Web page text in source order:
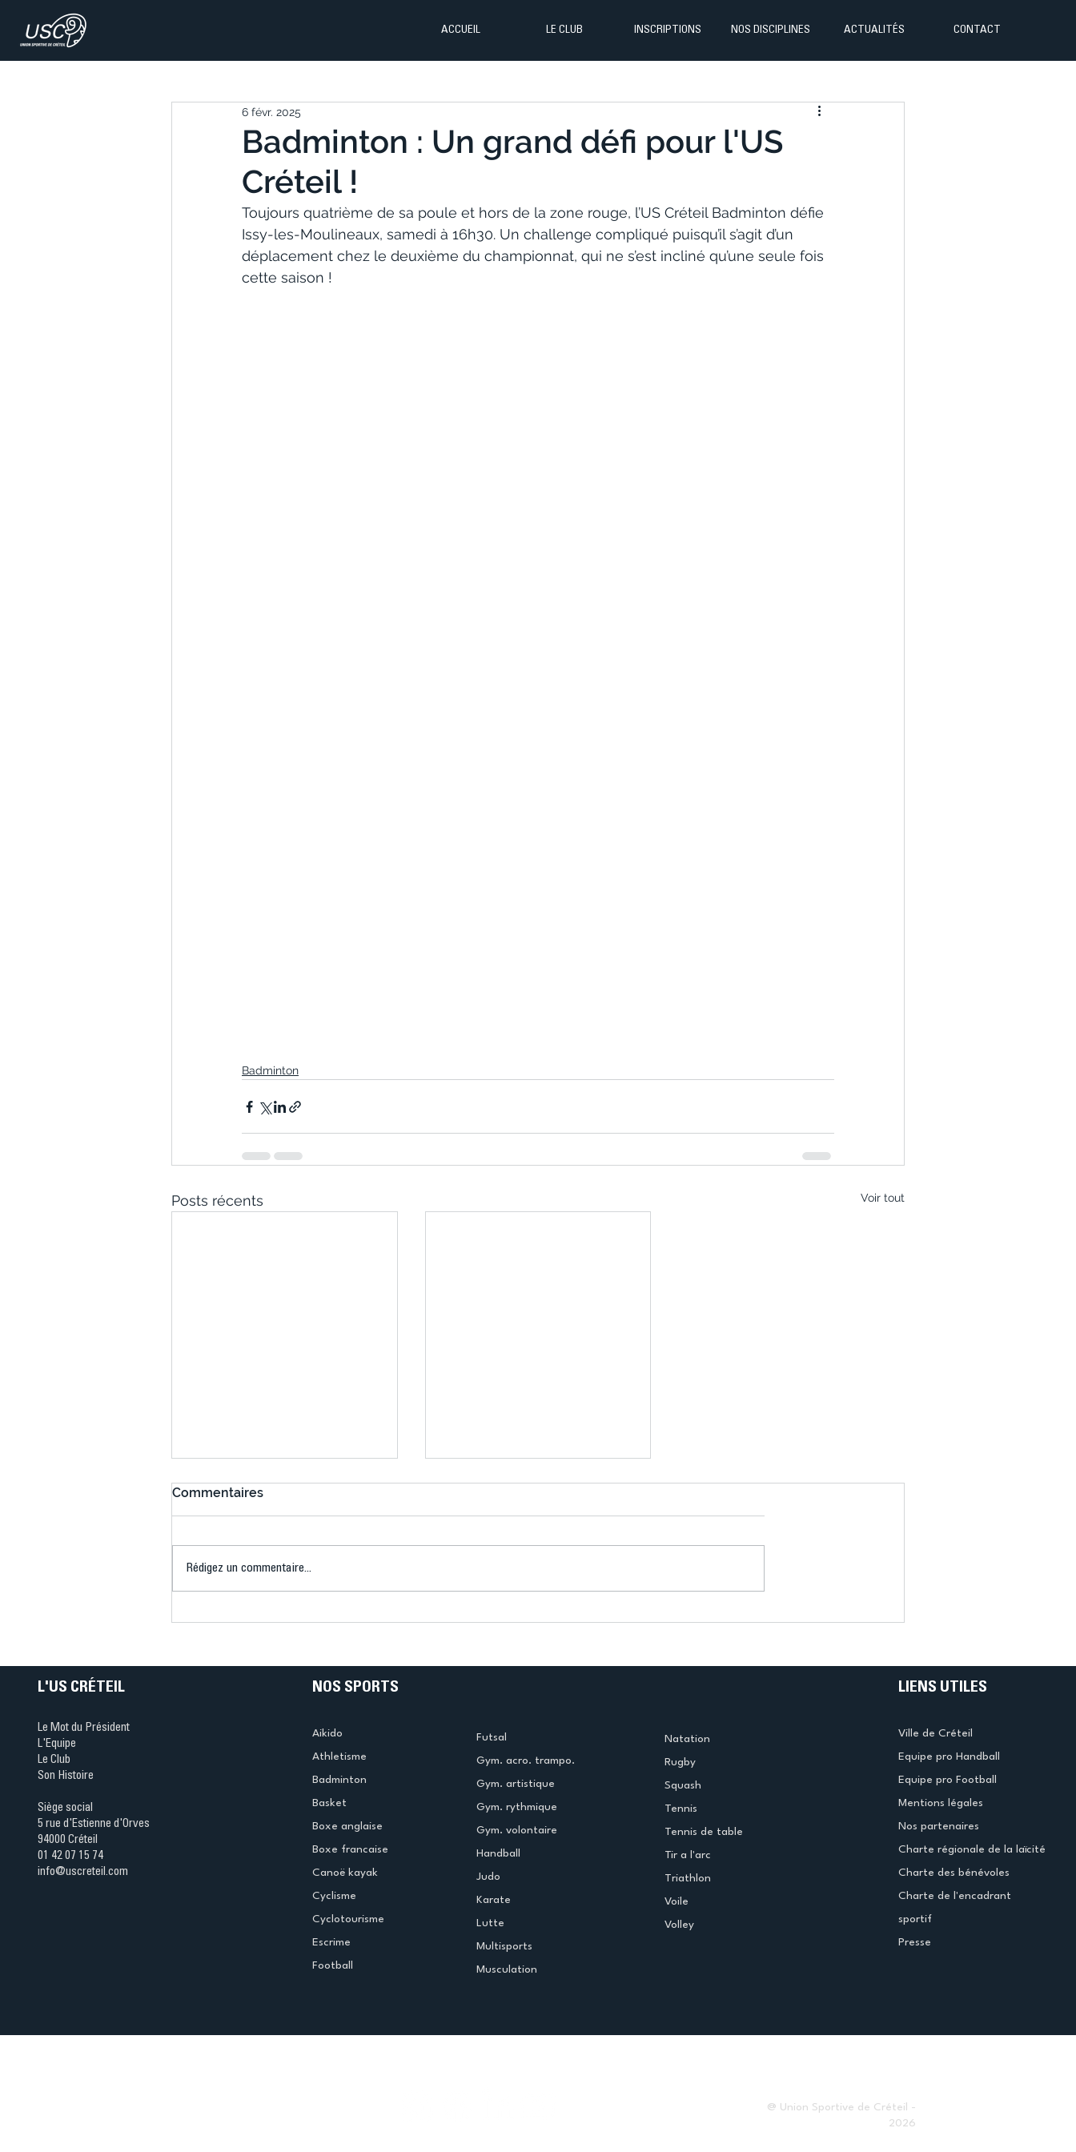
ACCUEIL LE CLUB INSCRIPTIONS NOS DISCIPLINES ACTUALITÉS CONTACT
Badminton : Un grand défi pour l'US
Créteil !
6 févr. 2025
Toujours quatrième de sa poule et hors de la zone rouge, l’US Créteil Badminton défie
Issy-les-Moulineaux, samedi à 16h30. Un challenge compliqué puisqu’il s’agit d’un
déplacement chez le deuxième du championnat, qui ne s’est incliné qu’une seule fois
cette saison !
Badminton
Posts récents Voir tout
lancement d’un grand
rendez-vous jeunes
Commentaires
Rédigez un commentaire...
L'US CRÉTEIL
Le Mot du Président
L'Equipe
Le Club
Son Histoire
Siège social
5 rue d'Estienne d'Orves
94000 Créteil
01 42 07 15 74
info@uscreteil.com
NOS SPORTS
Aikido
Athletisme
Badminton
Basket
Boxe anglaise
Boxe francaise
Canoë kayak
Cyclisme
Cyclotourisme
Escrime
Football
Futsal
Gym. acro. trampo.
Gym. artistique
Gym. rythmique
Gym. volontaire
Handball
Judo
Karate
Lutte
Multisports
Musculation
Natation
Rugby
Squash
Tennis
Tennis de table
Tir a l'arc
Triathlon
Voile
Volley
LIENS UTILES
Ville de Créteil
Equipe pro Handball
Equipe pro Football
Mentions légales
Nos partenaires
Charte régionale de la laïcité
Charte des bénévoles
Charte de l'encadrant
sportif
Presse
@ Union Sportive de Créteil -
2026